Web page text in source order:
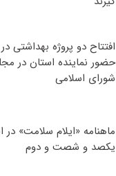
افتتاح دو پروژه بهداشتی
حضور نماینده استان در
شورای اسلامی
ماهنامه «ایلام سلامت» در
یکصد و شصت و دوم